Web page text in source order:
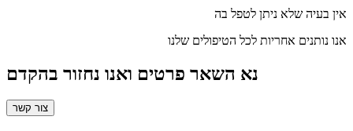
אין בעיה שלא ניתן לטפל בה
אנו נותנים אחריות לכל הטיפולים שלנו
נא השאר פרטים ואנו נחזור בהקדם
צור קשר